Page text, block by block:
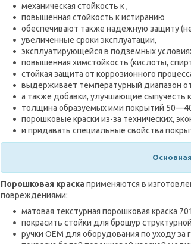
механическая стойкость к ,
повышенная стойкость к истиранию
обеспечивают также надежную защиту
увеличенные сроки эксплуатации,
эксплуатирующейся в подземных
повышенная химстойкость (кислоты,
стойкая защита от коррозионного
выдерживает температурный диапазон
а также добавки, улучшающие сыпучесть
толщина образуемых ими покрытий
порошковые краски из-за технических,
и придавать специальные свойства
Порошковая краска применяются в
повреждениями:
матовая текстурная порошковая краска
покрасить стойки для брошур
ручки OEM для оборудования по уходу за